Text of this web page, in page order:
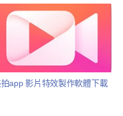
app 影片特效製作軟體下載